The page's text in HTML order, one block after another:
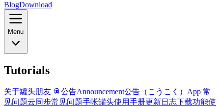
BlogDownload
Menu
Tutorials
关于罐头朋友 🥫 公告Announcement公告（こうこく） App 常
见问题云同步常见问题手帐罐头使用手册更新日志下载功能使